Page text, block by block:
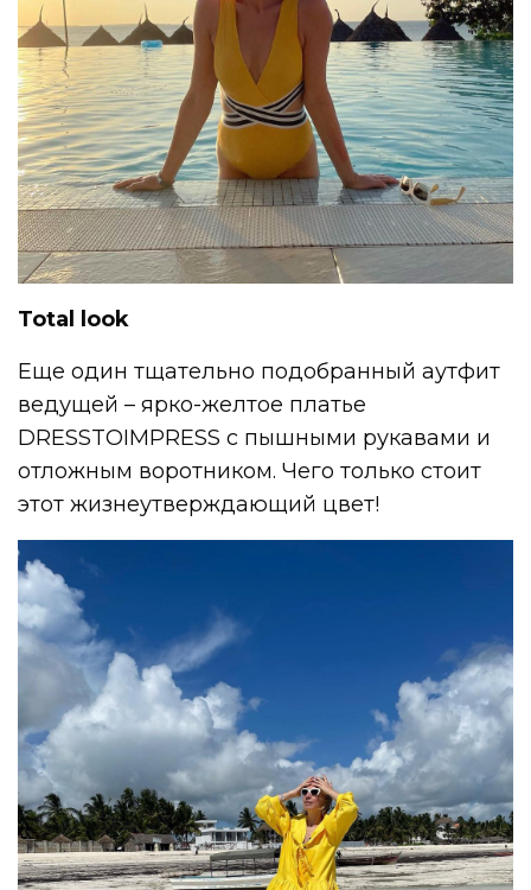
Total look
Еще один тщательно подобранный аутфит
ведущей – ярко-желтое платье
DRESSTOIMPRESS с пышными рукавами и
отложным воротником. Чего только стоит
этот жизнеутверждающий цвет!